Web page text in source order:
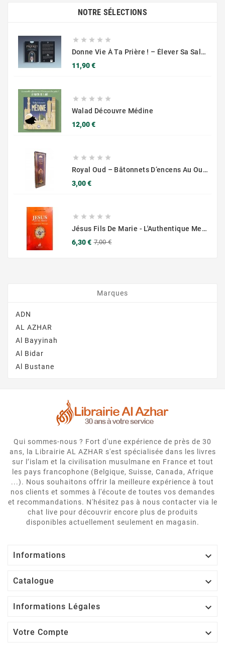
NOTRE SÉLECTIONS
    
Donne Vie À Ta Prière ! – Élever Sa Salât Au Niveau Supérieur – Muslim City
11,90 €Prix
    
Walad Découvre Médine
12,00 €Prix
    
Royal Oud – Bâtonnets D’encens Au Oud (Parimal) – 180 G
3,00 €Prix
    
Jésus Fils De Marie - L'Authentique Message - Éditions Chama (Al Azhar)
6,30 € 7,00 €
Marques
ADN
AL AZHAR
Al Bayyinah
Al Bidar
Al Bustane
Qui sommes-nous ? Fort d'une expérience de près de 30
ans, la Librairie AL AZHAR s'est spécialisée dans les livres
sur l’islam et la civilisation musulmane en France et tout
les pays francophone (Belgique, Suisse, Canada, Afrique
...). Nous souhaitons offrir la meilleure expérience à tout
nos clients et sommes à l'écoute de toutes vos demandes
et recommandations. N'hésitez pas à nous contacter via le
chat live pour découvrir encore plus de produits
disponibles actuellement seulement en magasin.
Informations 
Catalogue 
Informations Légales 
Votre Compte 